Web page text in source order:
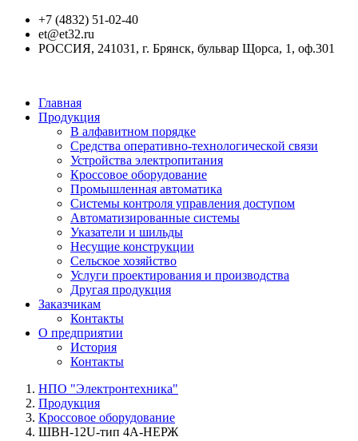
+7 (4832) 51-02-40
et@et32.ru
РОССИЯ, 241031, г. Брянск, бульвар Щорса, 1, оф.301
Главная
Продукция
В алфавитном порядке
Средства оперативно-технологической связи
Устройства электропитания
Кроссовое оборудование
Промышленная автоматика
Системы контроля управления доступом
Автоматизированные системы
Указатели и шильды
Несущие конструкции
Сельское хозяйство
Услуги проектирования и производства
Другая продукция
Заказчикам
Контакты
О предприятии
История
Контакты
НПО "Электронтехника"
Продукция
Кроссовое оборудование
ШВН‑12U‑тип 4А-НЕРЖ